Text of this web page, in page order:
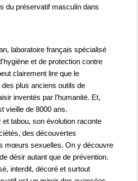
du préservatif masculin dans
laboratoire français spécialisé
et de protection contre
clairement lire que le
des plus anciens outils de
inventés par l’humanité. Et,
vieille de 8000 ans.
et tabou, son évolution raconte
des découvertes
mœurs sexuelles. On y découvre
désir autant que de prévention.
interdit, décoré et surtout